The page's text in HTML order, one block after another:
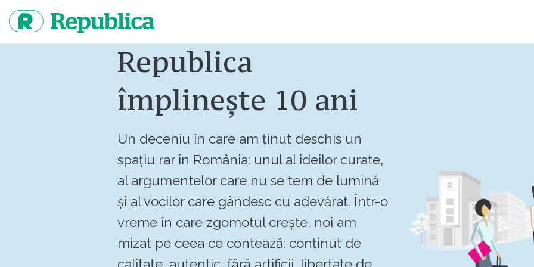
continut
Republica
împlinește 10 ani
Un deceniu în care am ținut deschis un
spațiu rar în România: unul al ideilor curate,
al argumentelor care nu se tem de lumină
și al vocilor care gândesc cu adevărat. Într-o
vreme în care zgomotul crește, noi am
mizat pe ceea ce contează: conținut de